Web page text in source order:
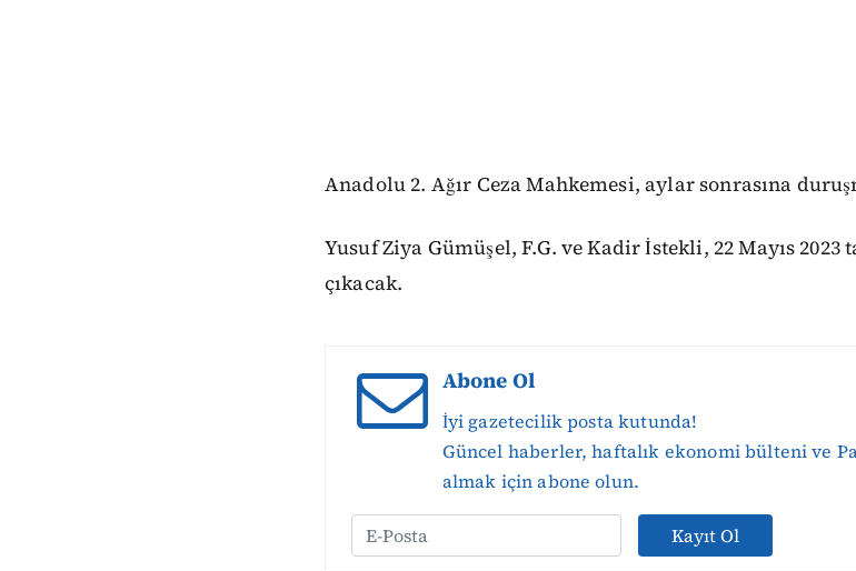
Anadolu 2. Ağır Ceza Mahkemesi, aylar sonrasına
Yusuf Ziya Gümüşel, F.G. ve Kadir İstekli, 22 Mayıs
çıkacak.
Abone Ol
İyi gazetecilik posta kutunda!
Güncel haberler, haftalık ekonomi bülteni ve
almak için abone olun.
Kayıt Ol